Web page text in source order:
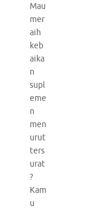
Mau
mer
aih
keb
aika
n
supl
eme
n
men
urut
ters
urat
?
Kam
u